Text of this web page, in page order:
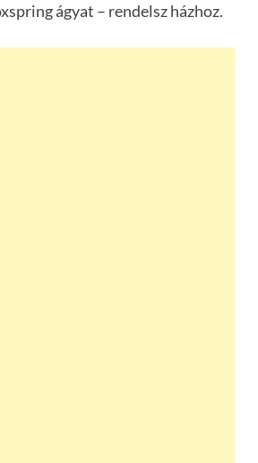
ágyat – rendelsz házhoz.